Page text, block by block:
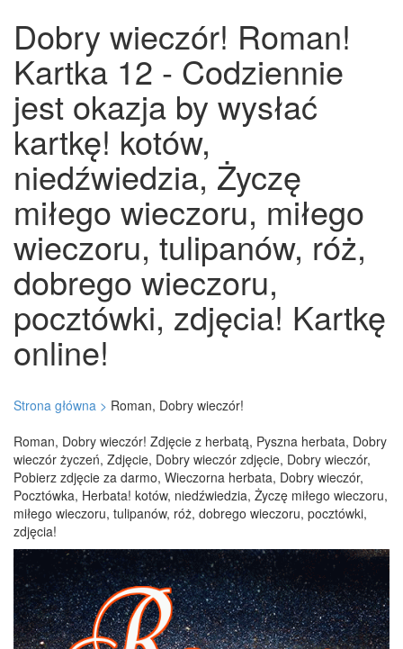
Dobry wieczór! Roman!
Kartka 12 - Codziennie
jest okazja by wysłać
kartkę! kotów,
niedźwiedzia, Życzę
miłego wieczoru, miłego
wieczoru, tulipanów, róż,
dobrego wieczoru,
pocztówki, zdjęcia! Kartkę
online!
Strona główna > Roman, Dobry wieczór!
Roman, Dobry wieczór! Zdjęcie z herbatą, Pyszna herbata, Dobry
wieczór życzeń, Zdjęcie, Dobry wieczór zdjęcie, Dobry wieczór,
Pobierz zdjęcie za darmo, Wieczorna herbata, Dobry wieczór,
Pocztówka, Herbata! kotów, niedźwiedzia, Życzę miłego wieczoru,
miłego wieczoru, tulipanów, róż, dobrego wieczoru, pocztówki,
zdjęcia!